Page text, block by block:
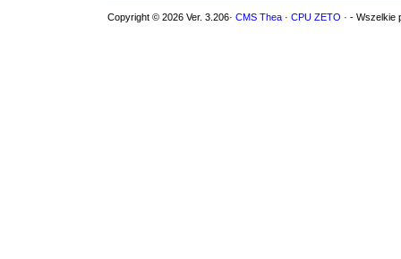
Copyright © 2026 Ver. 3.206· CMS Thea · CPU ZETO · - Wszelkie